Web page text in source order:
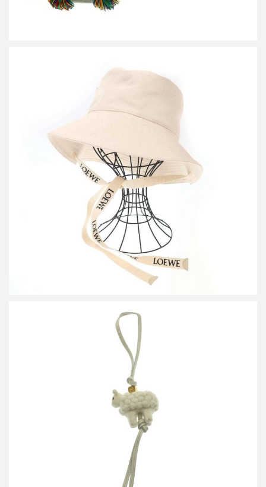
ロエベ フィッシャーマンバケットハット
買取金額24,000円
詳しく見る
ロエベ シープ フェルトバッグチャーム
買取金額9,600円
詳しく見る